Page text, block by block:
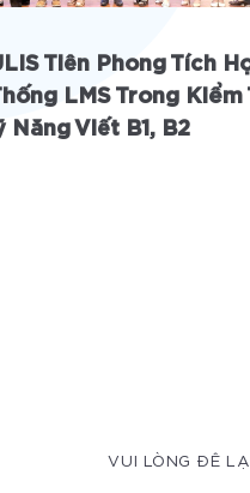
Tiên Phong Tích
LMS Trong Kiểm
Năng Viết B1, B2
VUI LÒNG ĐÊ